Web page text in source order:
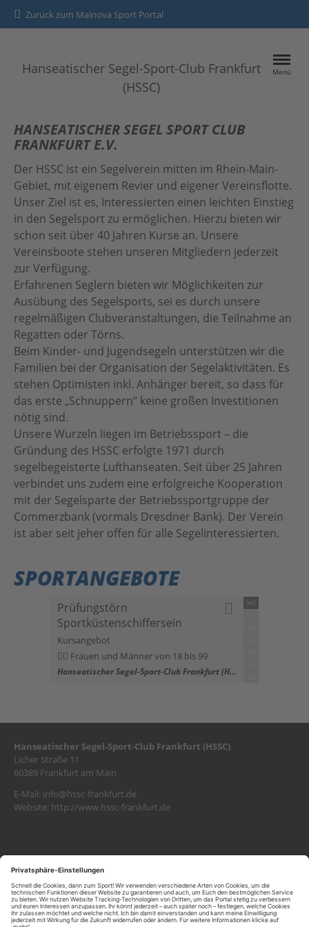
Zurück zum Mainova Sport Portal
Menü
Hanseatischer Segel-Sport-Club Frankfurt
(HSSC)
HOME
SPORTANGEBOTE
Kontakt
Datenschutz
Impressum
HANSEATISCHER SEGEL SPORT CLUB
FRANKFURT E.V.
Der HSSC ist ein Segelverein mitten im Rhein-Main-
Gebiet, mit eigenem Revier und eigener Vereinsflotte.
Unser Ziel ist es, Interessierten einen leichten Einstieg
in den Segelsport zu ermöglichen. Hierzu bieten wir
schon seit über 40 Jahren Kurse an. Unsere
Vereinsboote stehen unseren Mitgliedern jederzeit
zur Verfügung.
Erfahrenen Seglern bieten wir Möglichkeiten zur
Ausübung des Segelsports, sei es durch unsere
regelmäßigen Clubveranstaltungen, die Teilnahme an
Regatten oder Törns.
Beim Kinder- und Jugendsegeln unterstützen wir die
Familien bei der Organisation der Segelaktivitäten. Es
stehen Optimisten inkl. Anhänger bereit, so dass für
das erste „Schnuppern“ keine großen Investitionen
nötig sind.
Unsere Wurzeln liegen im Betriebssport – die
Gründung des HSSC erfolgte 1971 durch
segelbegeisterte Lufthanseaten. Seit über 25 Jahren
verbindet uns zudem eine erfolgreiche Kooperation
mit der Segelsparte der Betriebssportgruppe der
Commerzbank (vormals Dresdner Bank). Der Verein
ist aber seit jeher offen für alle Segelinteressierten.
SPORTANGEBOTE
Prüfungstörn
Sportküstenschiffersein
Kursangebot
Frauen und Männer von 18 bis 99
Hanseatischer Segel-Sport-Club Frankfurt (HSSC)
MO
Hanseatischer Segel-Sport-Club Frankfurt (HSSC)
Licher Straße 11
60389 Frankfurt am Main
E-Mail: info@hssc-frankfurt.de
Website: http://www.hssc-frankfurt.de
SITEMAP
Kontakt